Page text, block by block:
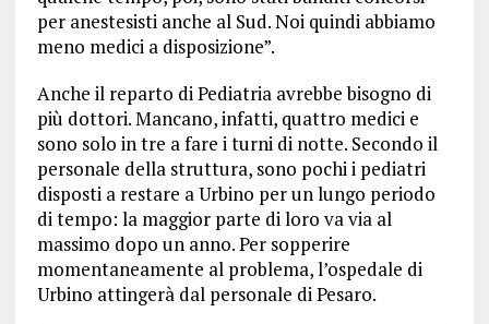
per anestesisti anche al Sud. Noi quindi abbiamo
meno medici a disposizione”.
Anche il reparto di Pediatria avrebbe bisogno di
più dottori. Mancano, infatti, quattro medici e
sono solo in tre a fare i turni di notte. Secondo il
personale della struttura, sono pochi i pediatri
disposti a restare a Urbino per un lungo periodo
di tempo: la maggior parte di loro va via al
massimo dopo un anno. Per sopperire
momentaneamente al problema, l’ospedale di
Urbino attingerà dal personale di Pesaro.